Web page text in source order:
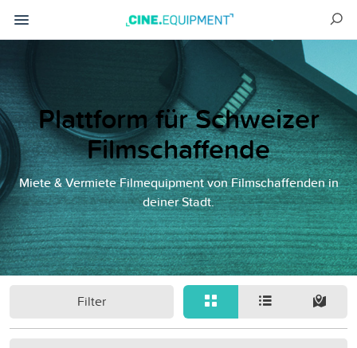
Plattform für Schweizer
Filmschaffende
Miete & Vermiete Filmequipment von Filmschaffenden in
deiner Stadt.
Filter